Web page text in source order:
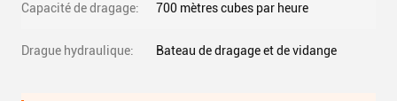
Capacité de dragage: 700 mètres cubes par heure
Drague hydraulique: Bateau de dragage et de vidange